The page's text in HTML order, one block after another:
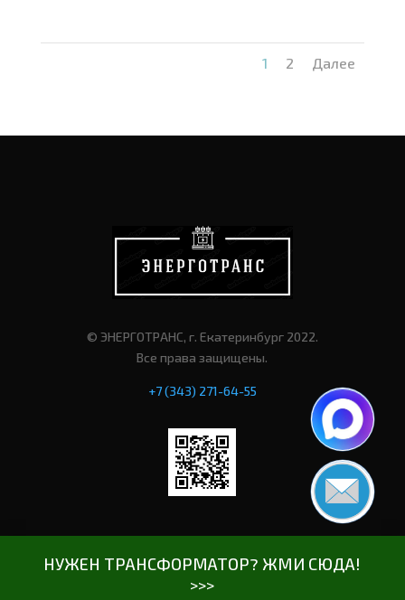
1 2 Далее
© ЭНЕРГОТРАНС, г. Екатеринбург 2022.
Все права защищены.
+7 (343) 271-64-55
НУЖЕН ТРАНСФОРМАТОР? ЖМИ СЮДА!
>>>